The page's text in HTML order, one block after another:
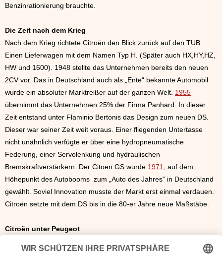
Benzinrationierung brauchte.
Die Zeit nach dem Krieg
Nach dem Krieg richtete Citroën den Blick zurück auf den TUB.
Einen Lieferwagen mit dem Namen Typ H. (Später auch HX,HY,HZ,
HW und 1600). 1948 stellte das Unternehmen bereits den neuen
2CV vor. Das in Deutschland auch als „Ente“ bekannte Automobil
wurde ein absoluter Marktreißer auf der ganzen Welt. 1955
übernimmt das Unternehmen 25% der Firma Panhard. In dieser
Zeit entstand unter Flaminio Bertonis das Design zum neuen DS.
Dieser war seiner Zeit weit voraus. Einer fliegenden Untertasse
nicht unähnlich verfügte er über eine hydropneumatische
Federung, einer Servolenkung und hydraulischen
Bremskraftverstärkern. Der Citoen GS wurde 1971
, auf dem
Höhepunkt des Autobooms zum „Auto des Jahres" in Deutschland
gewählt. Soviel Innovation musste der Markt erst einmal verdauen.
Citroën setzte mit dem DS bis in die 80-er Jahre neue Maßstäbe.
Citroën unter Peugeot
beiden Giganten am Automarkt die Marke „PSA“. Die ersten